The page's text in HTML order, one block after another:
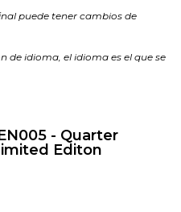
puede tener cambios de
de idioma, el idioma es el que se
- Quarter
Editon